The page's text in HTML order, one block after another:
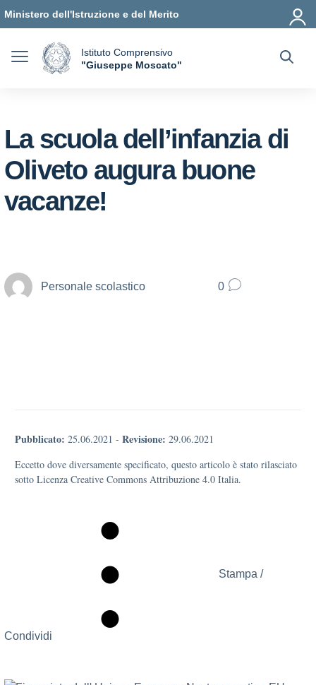
Ministero dell'Istruzione e del Merito
Istituto Comprensivo
"Giuseppe Moscato"
La scuola dell’infanzia di
Oliveto augura buone
vacanze!
Personale scolastico 0
Pubblicato: 25.06.2021 - Revisione: 29.06.2021
Eccetto dove diversamente specificato, questo articolo è stato rilasciato
sotto Licenza Creative Commons Attribuzione 4.0 Italia.
Stampa /
Condividi